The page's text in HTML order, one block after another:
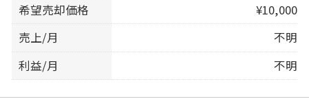
希望売却価格
¥10,000
売上/月
不明
利益/月
不明